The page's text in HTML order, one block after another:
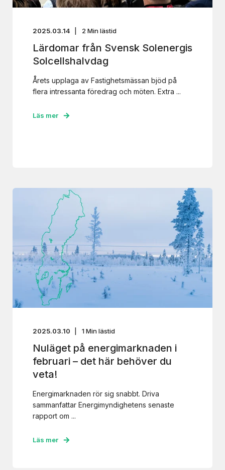
2025.03.14 2 Min lästid
Lärdomar från Svensk Solenergis
Solcellshalvdag
Årets upplaga av Fastighetsmässan bjöd på
flera intressanta föredrag och möten. Extra ...
Läs mer
2025.03.10 1Min lästid
Nuläget på energimarknaden i
februari – det här behöver du
veta!
Energimarknaden rör sig snabbt. Driva
sammanfattar Energimyndighetens senaste
rapport om ...
Läs mer